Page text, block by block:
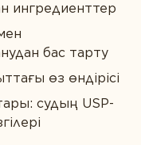
ингредиенттер
бас тарту
өз өндірісі
судың USP-